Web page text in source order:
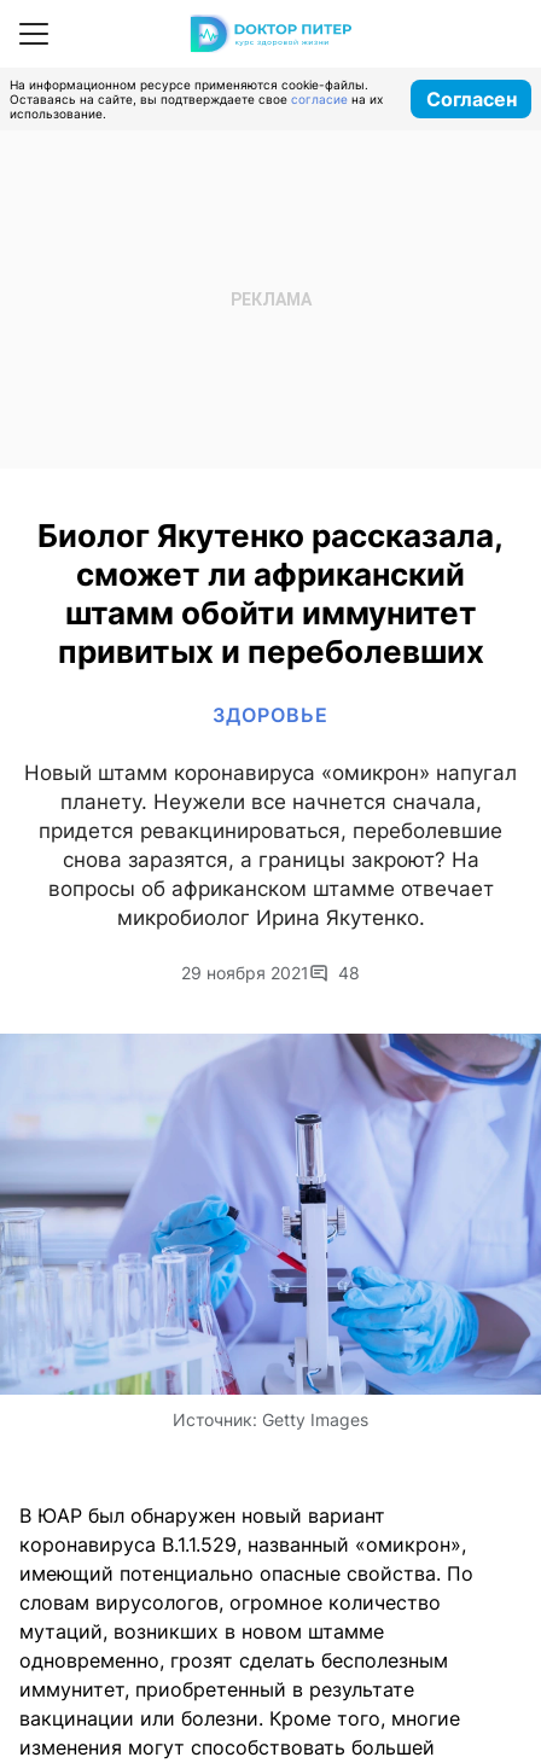
На информационном ресурсе применяются cookie-файлы.
Оставаясь на сайте, вы подтверждаете свое согласие на их
использование.
Согласен
Биолог Якутенко рассказала,
сможет ли африканский
штамм обойти иммунитет
привитых и переболевших
ЗДОРОВЬЕ
Новый штамм коронавируса «омикрон» напугал
планету. Неужели все начнется сначала,
придется ревакцинироваться, переболевшие
снова заразятся, а границы закроют? На
вопросы об африканском штамме отвечает
микробиолог Ирина Якутенко.
29 ноября 2021 48
Источник: Getty Images
В ЮАР был обнаружен новый вариант
коронавируса B.1.1.529, названный «омикрон»,
имеющий потенциально опасные свойства. По
словам вирусологов, огромное количество
мутаций, возникших в новом штамме
одновременно, грозят сделать бесполезным
иммунитет, приобретенный в результате
вакцинации или болезни. Кроме того, многие
изменения могут способствовать большей